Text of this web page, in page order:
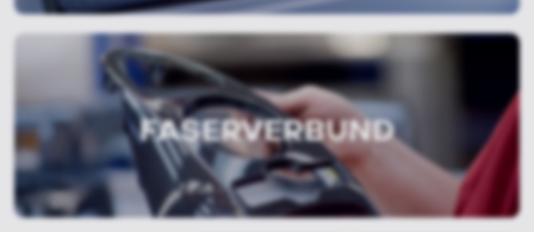
FASERVERBUND